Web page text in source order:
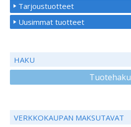
Tarjoustuotteet
Uusimmat tuotteet
HAKU
Tuotehaku
VERKKOKAUPAN MAKSUTAVAT